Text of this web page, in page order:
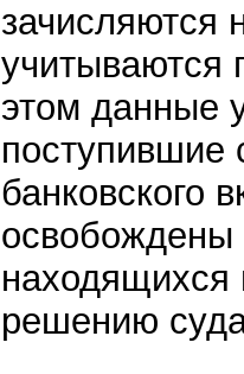
зачисляются
учитываются
этом данные
поступившие
банковского
освобождены
находящихся
решению